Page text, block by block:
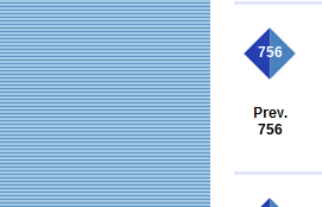
756
756